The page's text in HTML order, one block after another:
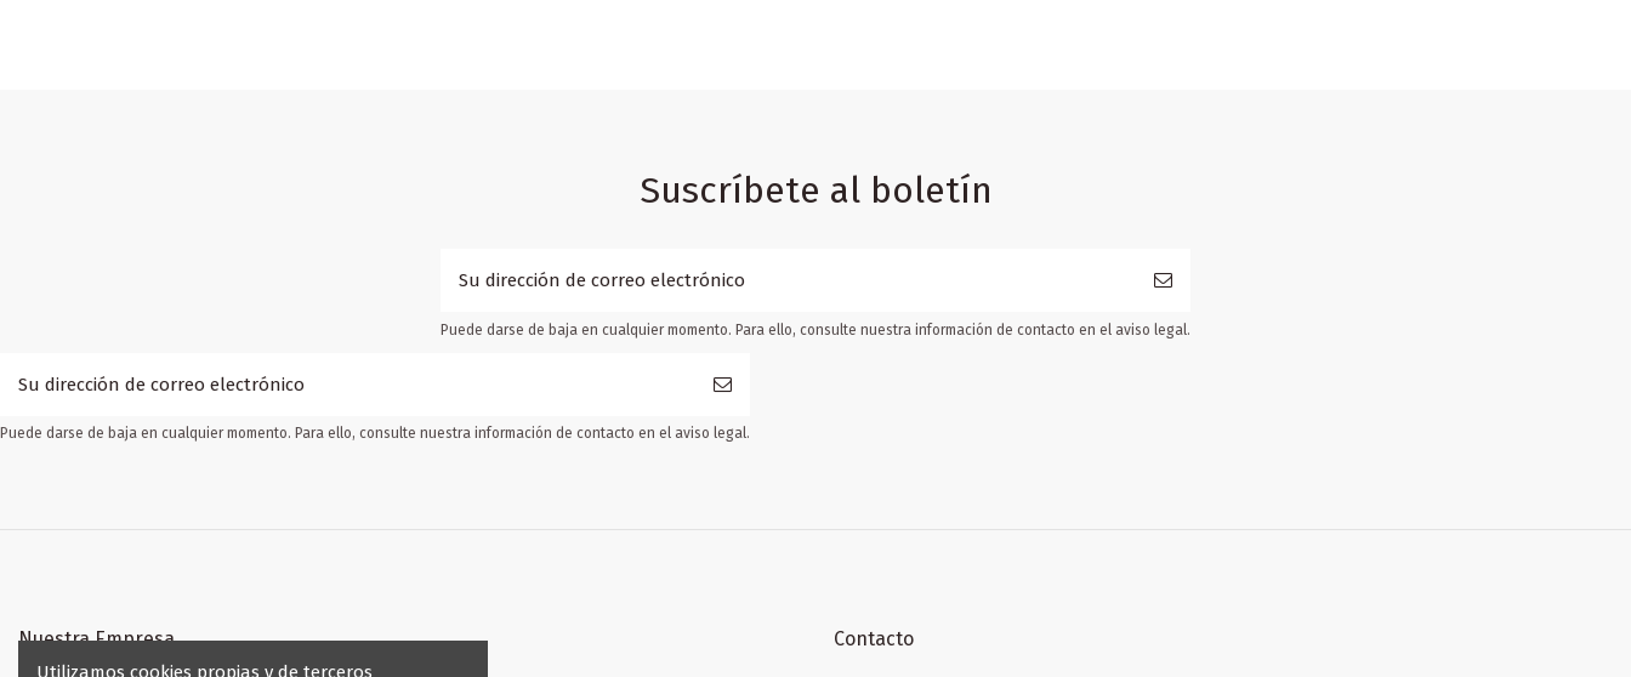
Suscríbete al boletín
Puede darse de baja en cualquier momento. Para ello, consulte nuestra información de contacto en el aviso legal.
Puede darse de baja en cualquier momento. Para ello, consulte nuestra información de contacto en el aviso legal.
Nuestra Empresa Contacto
Utilizamos cookies propias y de terceros